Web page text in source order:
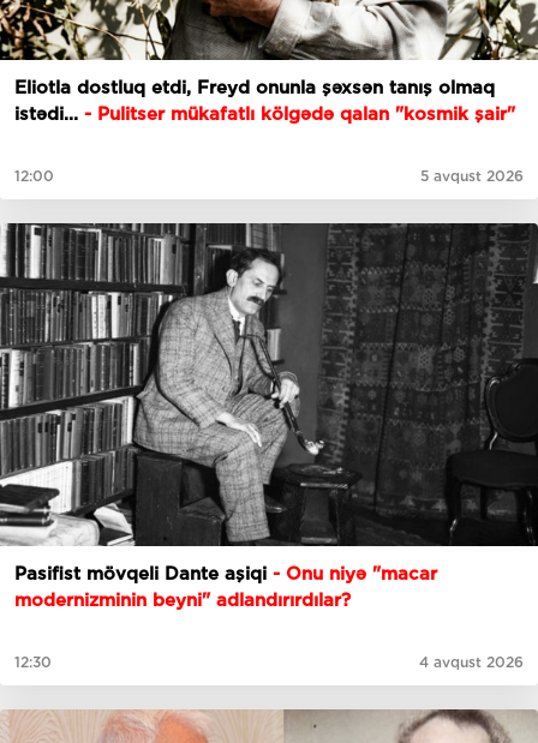
Eliotla dostluq etdi, Freyd onunla şəxsən tanış olmaq
istədi... - Pulitser mükafatlı kölgədə qalan "kosmik şair"
12:00 5 avqust 2026
Pasifist mövqeli Dante aşiqi - Onu niyə "macar
modernizminin beyni" adlandırırdılar?
12:30 4 avqust 2026